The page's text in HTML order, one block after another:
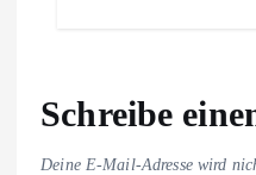
Schreibe
Deine E-Mail-Adresse wird